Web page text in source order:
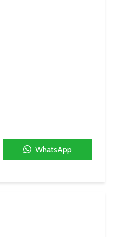
WhatsApp